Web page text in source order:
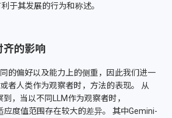
于其发展的行为和称述。
齐的影响
的偏好以及能力上的侧重，因此我们进一
者人类作为观察者时，方法的表现。 从
，当以不同LLM作为观察者时，
度值范围存在较大的差异。 其中Gemini-